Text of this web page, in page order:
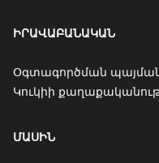
ԻՐԱՎԱԲԱՆԱԿԱՆ
Օգտագործման
Կուկիի
ՄԱՍԻՆ